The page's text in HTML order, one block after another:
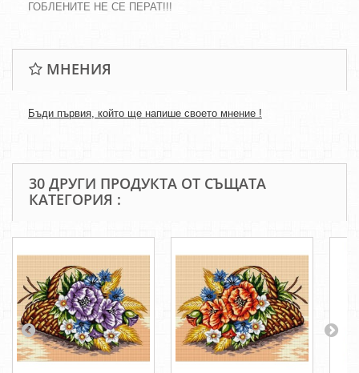
ГОБЛЕНИТЕ НЕ СЕ ПЕРАТ!!!
МНЕНИЯ
Бъди първия, който ще напише своето мнение !
30 ДРУГИ ПРОДУКТА ОТ СЪЩАТА
КАТЕГОРИЯ :